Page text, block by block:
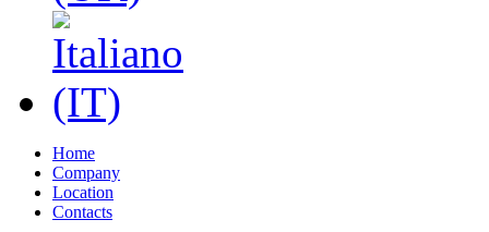
Home
Company
Location
Contacts